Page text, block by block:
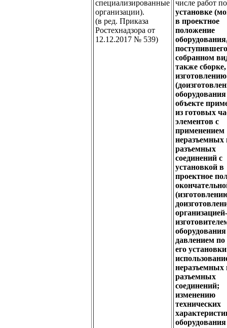
специализированные
организации).
(в ред. Приказа
Ростехнадзора от
12.12.2017 № 539)
числе работ
установке
в проектное
положение
собранном
также сборке,
изготовлению
объекте
из готовых
элементов с
применением
неразъемных
разъемных
соединений с
установкой в
проектное
организацией-
давлением по
его
неразъемных
разъемных
соединений;
изменению
технических